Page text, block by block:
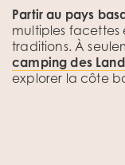
Partir au pays
multiples
traditions. À
camping des
explorer la côte